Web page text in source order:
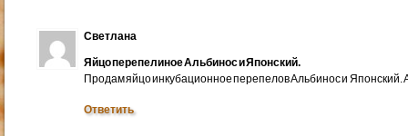
Светлана
Яйцо перепелиное Альбинос и Японский.
Продам яйцо инкубационное перепелов Альбинос и
Ответить